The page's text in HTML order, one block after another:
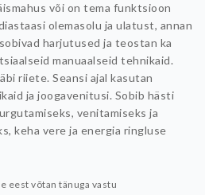
või on tema funktsioon
olemasolu ja ulatust, annan
harjutused ja teostan ka
manuaalseid tehnikaid.
riiete. Seansi ajal kasutan
ja joogavenitusi. Sobib hästi
venitamiseks ja
keha vere ja energia ringluse
eest võtan tänuga vastu